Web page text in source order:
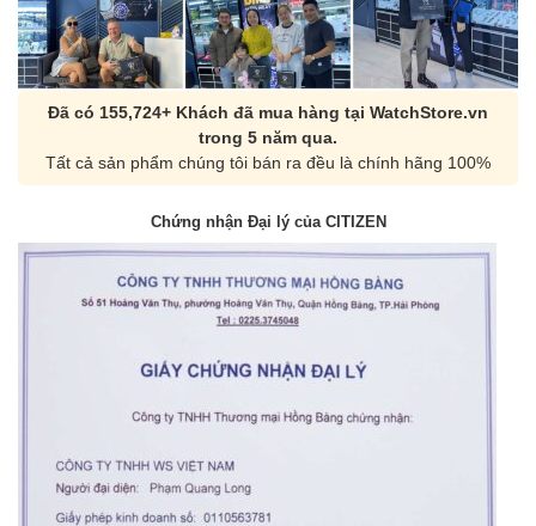
Đã có 155,724+ Khách đã mua hàng tại WatchStore.vn
trong 5 năm qua.
Tất cả sản phẩm chúng tôi bán ra đều là chính hãng 100%
Chứng nhận Đại lý của CITIZEN